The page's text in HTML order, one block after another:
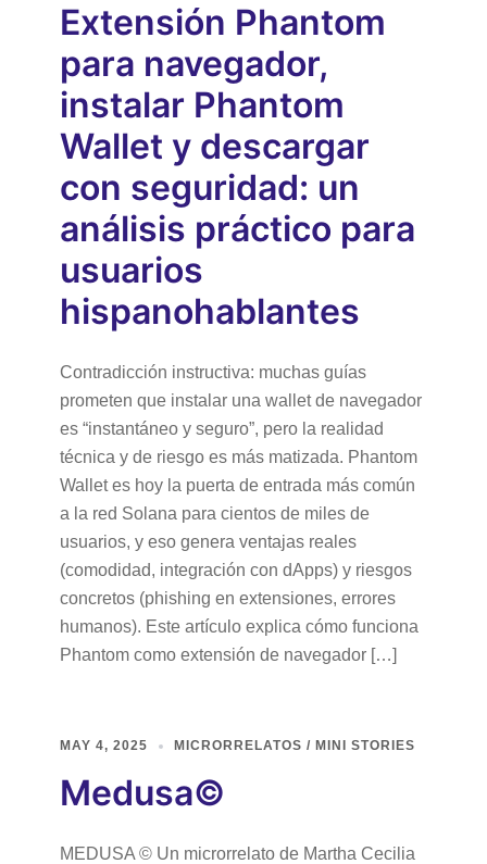
Extensión Phantom
para navegador,
instalar Phantom
Wallet y descargar
con seguridad: un
análisis práctico para
usuarios
hispanohablantes
Contradicción instructiva: muchas guías
prometen que instalar una wallet de navegador
es “instantáneo y seguro”, pero la realidad
técnica y de riesgo es más matizada. Phantom
Wallet es hoy la puerta de entrada más común
a la red Solana para cientos de miles de
usuarios, y eso genera ventajas reales
(comodidad, integración con dApps) y riesgos
concretos (phishing en extensiones, errores
humanos). Este artículo explica cómo funciona
Phantom como extensión de navegador […]
MAY 4, 2025 MICRORRELATOS / MINI STORIES
Medusa©
MEDUSA © Un microrrelato de Martha Cecilia